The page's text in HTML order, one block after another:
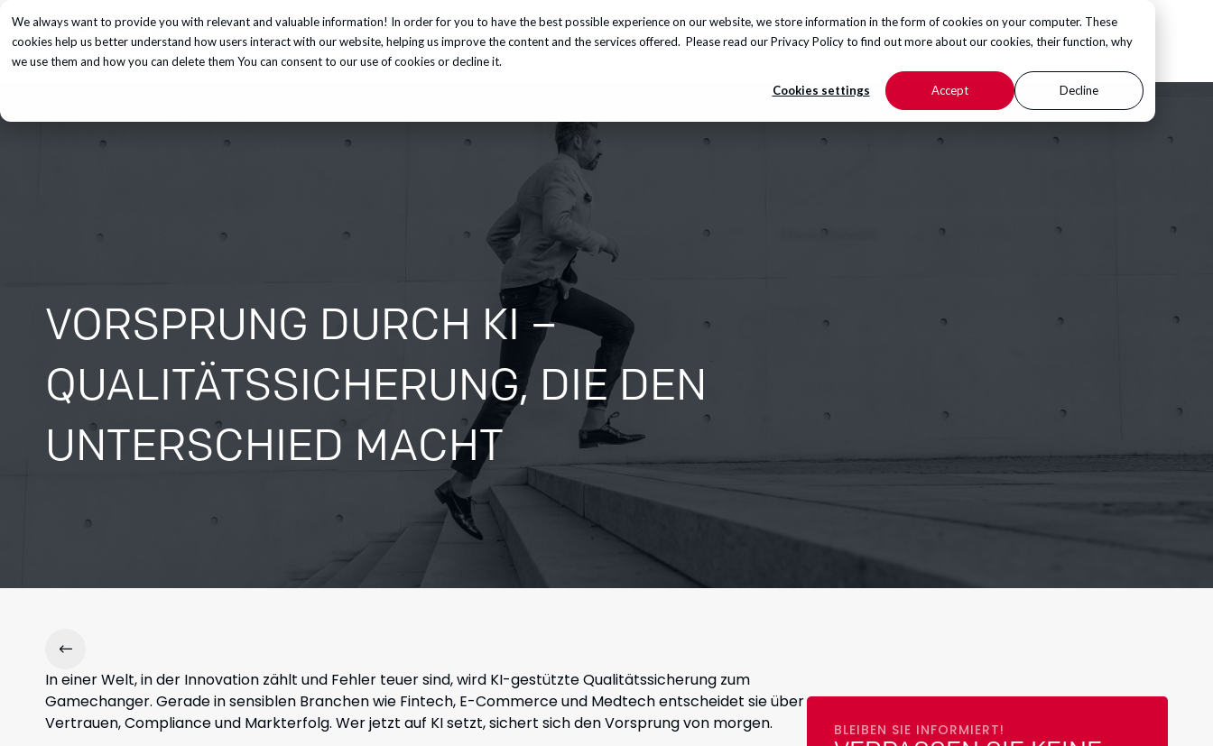
We always want to provide you with relevant and valuable information! In order for you to have the best possible experience on our website, we store information in the form of cookies on your computer. These
cookies help us better understand how users interact with our website, helping us improve the content and the services offered. Please read ourPrivacy Policyto find out more about our cookies, their function, why
we use them and how you can delete them You can consent to our use of cookies or decline it.
Cookies settings Accept Decline
Unsere Dienstleistungen Insights Über uns Karriere Info-Hub KONTAKT
VORSPRUNG DURCH KI –
QUALITÄTSSICHERUNG, DIE DEN
UNTERSCHIED MACHT
In einer Welt, in der Innovation zählt und Fehler teuer sind, wird KI-gestützte Qualitätssicherung zum
Gamechanger. Gerade in sensiblen Branchen wie Fintech, E-Commerce und Medtech entscheidet sie über
Vertrauen, Compliance und Markterfolg. Wer jetzt auf KI setzt, sichert sich den Vorsprung von morgen.
BLEIBEN SIE INFORMIERT!